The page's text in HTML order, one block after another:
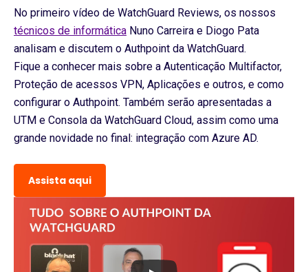
No primeiro vídeo de WatchGuard Reviews, os nossos
técnicos de informática Nuno Carreira e Diogo Pata
analisam e discutem o Authpoint da WatchGuard.
Fique a conhecer mais sobre a Autenticação Multifactor,
Proteção de acessos VPN, Aplicações e outros, e como
configurar o Authpoint. Também serão apresentadas a
UTM e Consola da WatchGuard Cloud, assim como uma
grande novidade no final: integração com Azure AD.
Assista aqui